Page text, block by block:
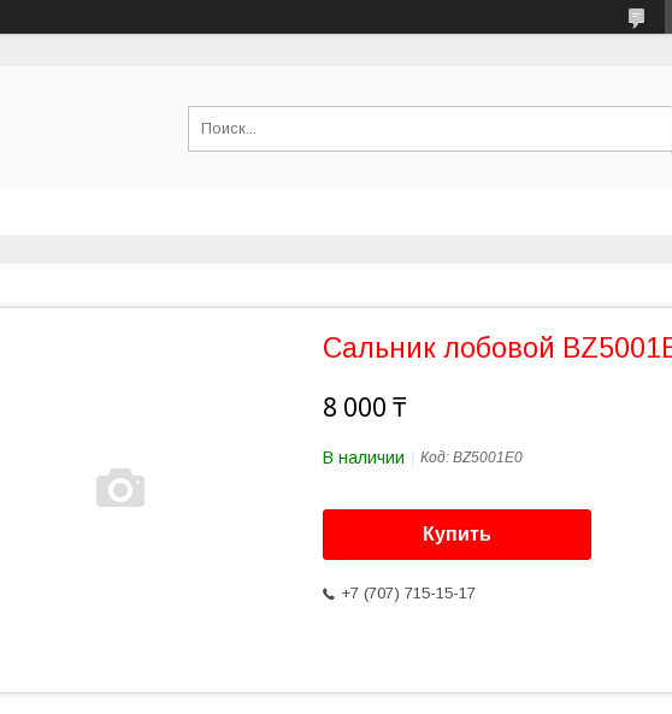
Сальник лобовой
8 000 ₸
В наличии Код: BZ5001E0
Купить
+7 (707) 715-15-17